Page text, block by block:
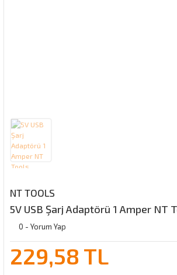
NT TOOLS
5V USB Şarj Adaptörü 1 Amper NT
0 - Yorum Yap
229,58 TL